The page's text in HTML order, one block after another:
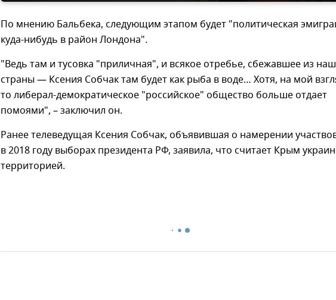
По мнению Бальбека, следующим этапом будет "политическая
куда-нибудь в район Лондона".
"Ведь там и тусовка "приличная", и всякое отребье, сбежавшее из
страны — Ксения Собчак там будет как рыба в воде… Хотя, на мой
то либерал-демократическое "российское" общество больше отдает
помоями", – заключил он.
Ранее телеведущая Ксения Собчак, объявившая о намерении
в 2018 году выборах президента РФ, заявила, что считает Крым
территорией.